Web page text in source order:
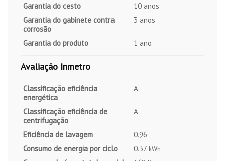
Garantia do cesto
10 anos
Garantia do gabinete contra
corrosão
3 anos
Garantia do produto 1 ano
Avaliação Inmetro
Classificação eficiência
energética
A
Classificação eficiência de
centrifugação
A
Eficiência de lavagem
0.96
Consumo de energia por ciclo
0.37 kWh